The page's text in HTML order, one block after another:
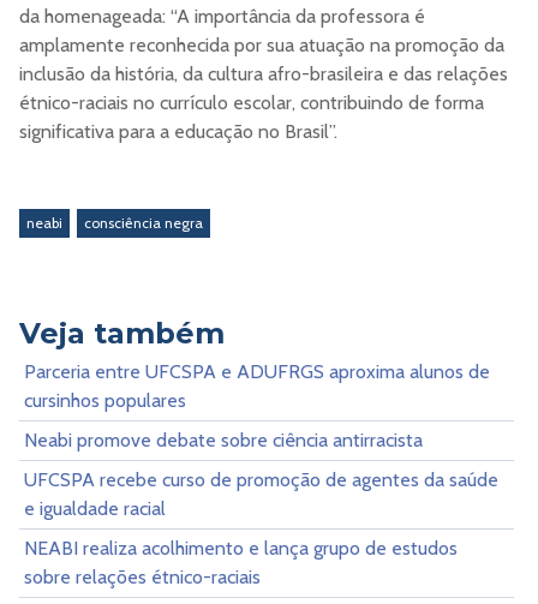
da homenageada: “A importância da professora é
amplamente reconhecida por sua atuação na promoção da
inclusão da história, da cultura afro-brasileira e das relações
étnico-raciais no currículo escolar, contribuindo de forma
significativa para a educação no Brasil”.
neabi consciência negra
Veja também
Parceria entre UFCSPA e ADUFRGS aproxima alunos de
cursinhos populares
Neabi promove debate sobre ciência antirracista
UFCSPA recebe curso de promoção de agentes da saúde
e igualdade racial
NEABI realiza acolhimento e lança grupo de estudos
sobre relações étnico-raciais